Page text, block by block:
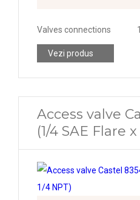
Valves connections
Vezi produs
Access valve
(1/4 SAE Flare